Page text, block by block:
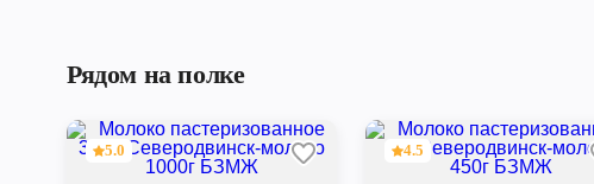
Рядом на полке
5.0 4.5